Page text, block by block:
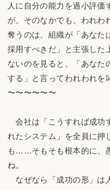
人に自分の能力を過小評価
が、そのなかでも、われわ
奪うのは、組織が「あなた
採用すべきだ」と主張した
ないのを見ると、「あなた
する」と言ってわれわれを
〜〜〜〜〜〜
会社は「こうすれば成功
れたシステム」を全員に押
も……そもそも根本的に、
ね。
なぜなら「成功の形」は